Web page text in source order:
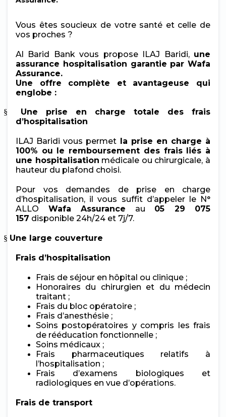
Vous êtes soucieux de votre santé et celle de
vos proches ?
Al Barid Bank vous propose ILAJ Baridi, une
assurance hospitalisation garantie par Wafa
Assurance.
Une offre complète et avantageuse qui
englobe :
§
Une prise en charge totale des frais
d’hospitalisation
ILAJ Baridi vous permet la prise en charge à
100% ou le remboursement des frais liés à
une hospitalisation médicale ou chirurgicale, à
hauteur du plafond choisi.
Pour vos demandes de prise en charge
d’hospitalisation, il vous suffit d’appeler le N°
ALLO Wafa Assurance au 05 29 075
157 disponible 24h/24 et 7j/7.
§ Une large couverture
Frais d’hospitalisation
Frais de séjour en hôpital ou clinique ;
Honoraires du chirurgien et du médecin
traitant ;
Frais du bloc opératoire ;
Frais d’anesthésie ;
Soins postopératoires y compris les frais
de rééducation fonctionnelle ;
Soins médicaux ;
Frais pharmaceutiques relatifs à
l’hospitalisation ;
Frais d’examens biologiques et
radiologiques en vue d’opérations.
Frais de transport